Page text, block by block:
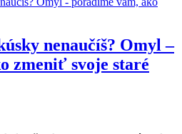
nenaučíš? Omyl –
zmeniť svoje staré